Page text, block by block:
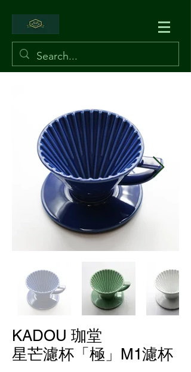
KADOU 珈堂
星芒濾杯「極」M1濾杯